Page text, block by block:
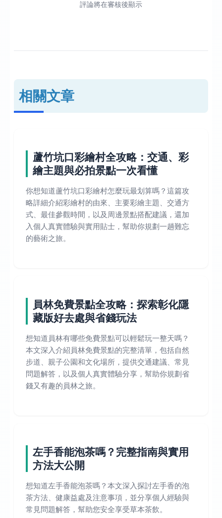
評論將在審核後顯示
相關文章
蘆竹坑口彩繪村全攻略：交通、彩
繪主題與必拍景點一次看懂
你想知道蘆竹坑口彩繪村怎麼玩最划算嗎？這篇攻
略詳細介紹彩繪村的由來、主要彩繪主題、交通方
式、最佳參觀時間，以及周邊景點搭配建議，還加
入個人真實體驗與實用貼士，幫助你規劃一趟難忘
的藝術之旅。
員林免費景點全攻略：探索彰化隱
藏版好去處與省錢玩法
想知道員林有哪些免費景點可以輕鬆玩一整天嗎？
本文深入介紹員林免費景點的完整清單，包括自然
步道、親子公園和文化場所，提供交通建議、常見
問題解答，以及個人真實體驗分享，幫助你規劃省
錢又有趣的員林之旅。
左手香能泡茶嗎？完整指南與實用
方法大公開
想知道左手香能泡茶嗎？本文深入探討左手香的泡
茶方法、健康益處及注意事項，並分享個人經驗與
常見問題解答，幫助您安全享受草本茶飲。